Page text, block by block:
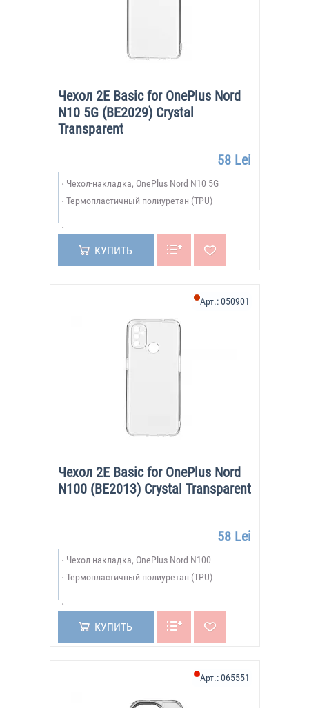
Чехол 2E Basic for OnePlus Nord
N10 5G (BE2029) Crystal
Transparent
58 Lei
Чехол-накладка, OnePlus Nord N10 5G
Термопластичный полиуретан (TPU)
КУПИТЬ
Чехол 2E Basic for OnePlus Nord
N100 (BE2013) Crystal Transparent
Арт.:050901
58 Lei
Чехол-накладка, OnePlus Nord N100
Термопластичный полиуретан (TPU)
КУПИТЬ
Арт.:065551